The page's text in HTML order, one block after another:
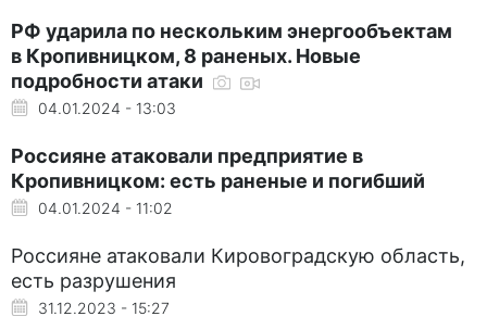
РФ ударила по нескольким энергообъектам
в Кропивницком, 8 раненых. Новые
подробности атаки
04.01.2024 - 13:03
Россияне атаковали предприятие в
Кропивницком: есть раненые и погибший
04.01.2024 - 11:02
Россияне атаковали Кировоградскую область,
есть разрушения
31.12.2023 - 15:27